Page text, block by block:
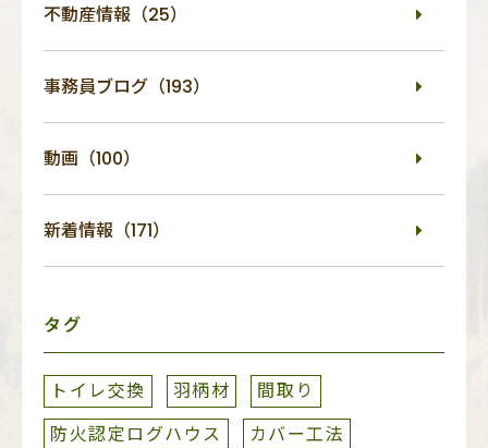
不動産情報（25）
事務員ブログ（193）
動画（100）
新着情報（171）
タグ
トイレ交換 羽柄材
間取り
防火認定ログハウス
カバー工法